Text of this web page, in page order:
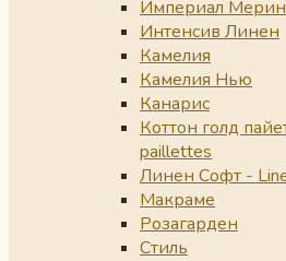
Империал
Интенсив Линен
Камелия
Камелия Нью
Канарис
Коттон голд
paillettes
Линен Софт -
Макраме
Розагарден
Стиль